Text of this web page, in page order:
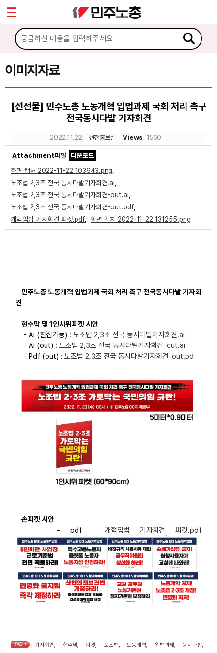
이미지자료
[선전물] 민주노총 노동개혁 입법과제 국회 처리 촉구
전국동시다발 기자회견
2022.11.22 선전홍보실 Views 1560
Attachment파일
다운로드
화면 캡처 2022-11-22 103643.png
노조법 2,3조 전국 동시다발기자회견.ai
노조법 2,3조 전국 동시다발기자회견-out.ai
노조법 2,3조 전국 동시다발기자회견-out.pdf
개혁입법 기자회견 피켓.pdf
화면 캡처 2022-11-22 131255.png
민주노총 노동개혁 입법과제 국회 처리 촉구 전국동시다발 기자회
견
현수막 및 1인시위피켓 시안
- Ai (편집가능) : 노조법 2,3조 전국 동시다발기자회견.ai
- Ai (out) : 노조법 2,3조 전국 동시다발기자회견-out.ai
- Pdf (out) : 노조법 2,3조 전국 동시다발기자회견-out.pd
손피켓 시안
- pdf : 개혁입법 기자회견 피켓.pdf
TAG • 기자회견, 현수막, 피켓, 노조법, 노동개혁, 입법과제, 동시다발,
마이페이지
소개
소식
문서자료
이미지자료
미디어자료
카드뉴스
부설기관
Sketchbook5, 스케치북5
Sketchbook5, 스케치북5